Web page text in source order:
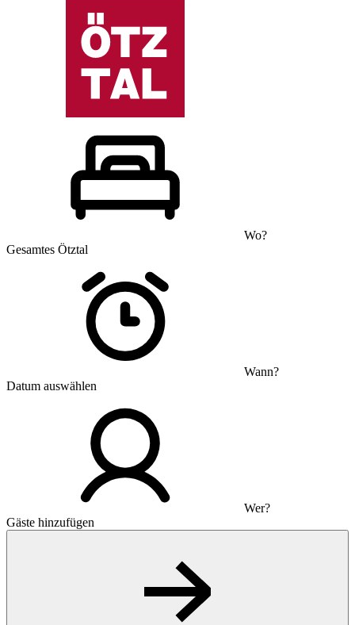
Wo?
Gesamtes Ötztal
Wann?
Datum auswählen
Wer?
Gäste hinzufügen